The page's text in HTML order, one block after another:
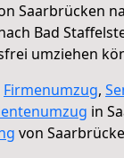
Saarbrücken
Bad
umziehen
Firmenumzug,
in
von